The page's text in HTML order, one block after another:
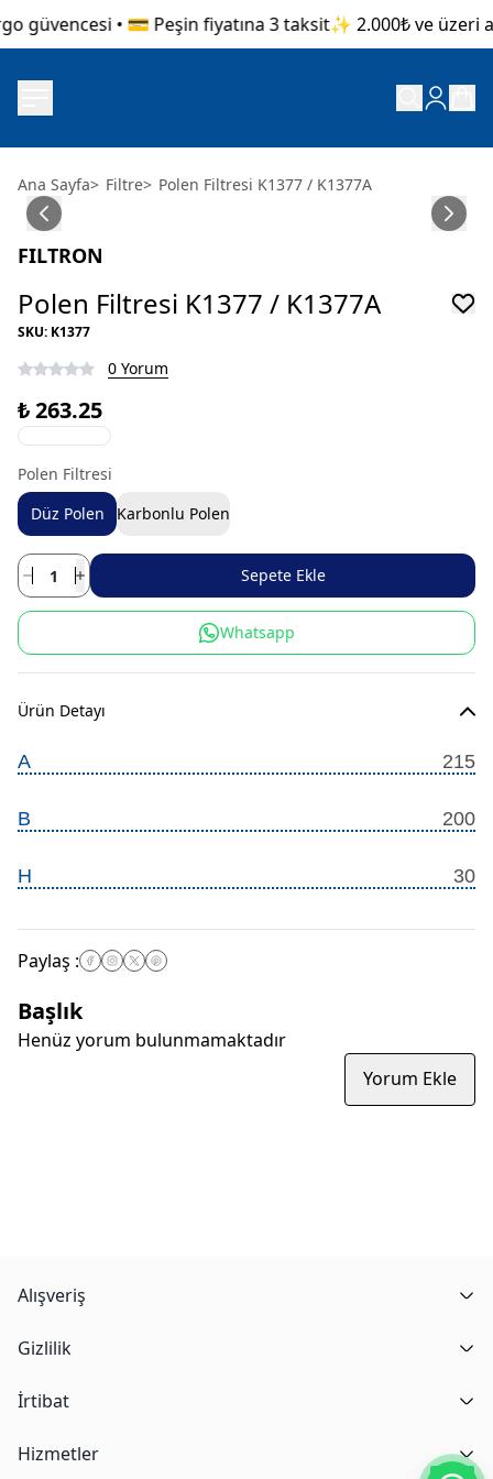
güvencesi • 💳 Peşin fiyatına 3 taksit✨ 2.000₺ ve üzeri
Ana Sayfa> Filtre> Polen Filtresi K1377 / K1377A
FILTRON
Polen Filtresi K1377 / K1377A
SKU: K1377
0 Yorum
₺ 263.25
Polen Filtresi
Düz Polen
Karbonlu Polen
Sepete Ekle
Whatsapp
Ürün Detayı
A 215
B 200
H 30
Paylaş :
Başlık
Henüz yorum bulunmamaktadır
Yorum Ekle
Alışveriş
Gizlilik
İrtibat
Hizmetler